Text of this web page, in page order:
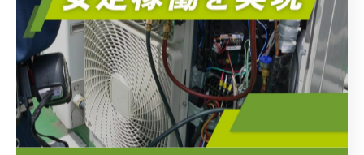
2026/01/14
WinCC Unified PCで三菱iQRに接続
2025/12/02
CodesysでEtherNet/IP, EtherCAT, Modbus TCP接続